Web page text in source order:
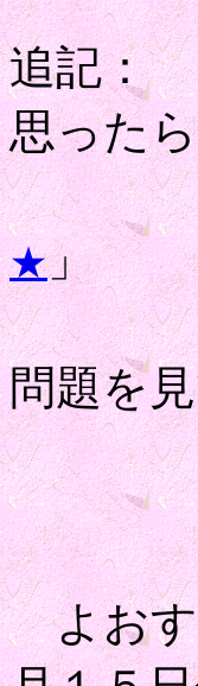
追記：
思った
★」
という
問題を
もあっ
よおす